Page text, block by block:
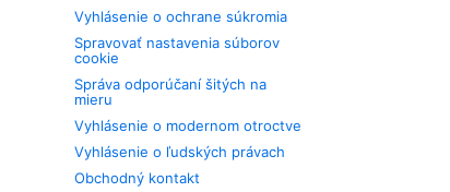
Vyhlásenie o ochrane súkromia
Spravovať nastavenia súborov
cookie
Správa odporúčaní šitých na
mieru
Vyhlásenie o modernom otroctve
Vyhlásenie o ľudských právach
Obchodný kontakt